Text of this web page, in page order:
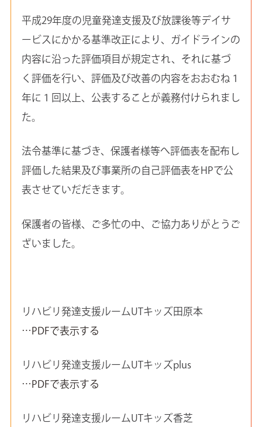
平成29年度の児童発達支援及び放課後等デイサ
ービスにかかる基準改正により、ガイドラインの
内容に沿った評価項目が規定され、それに基づ
く評価を行い、評価及び改善の内容をおおむね１
年に１回以上、公表することが義務付けられまし
た。
法令基準に基づき、保護者様等へ評価表を配布し
評価した結果及び事業所の自己評価表をHPで公
表させていだだきます。
保護者の皆様、ご多忙の中、ご協力ありがとうご
ざいました。
リハビリ発達支援ルームUTキッズ田原本
…PDFで表示する
リハビリ発達支援ルームUTキッズplus
…PDFで表示する
リハビリ発達支援ルームUTキッズ香芝